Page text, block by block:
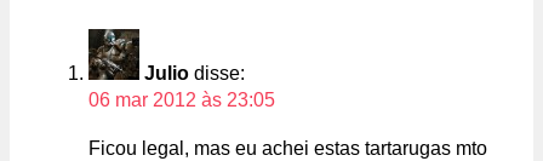
Julio disse:
06 mar 2012 às 23:05
Ficou legal, mas eu achei estas tartarugas mto